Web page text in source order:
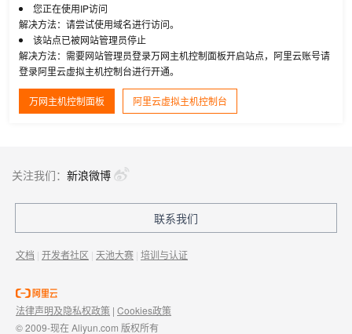
您正在使用IP访问
解决方法：请尝试使用域名进行访问。
该站点已被网站管理员停止
解决方法：需要网站管理员登录万网主机控制面板开启站点，阿里云账号请
登录阿里云虚拟主机控制台进行开通。
万网主机控制面板 阿里云虚拟主机控制台